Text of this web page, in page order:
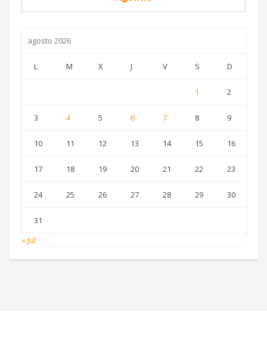
agosto 2026
L M X J V S D
1 2
3 4 5 6 7 8 9
10 11 12 13 14 15 16
17 18 19 20 21 22 23
24 25 26 27 28 29 30
31
« Jul